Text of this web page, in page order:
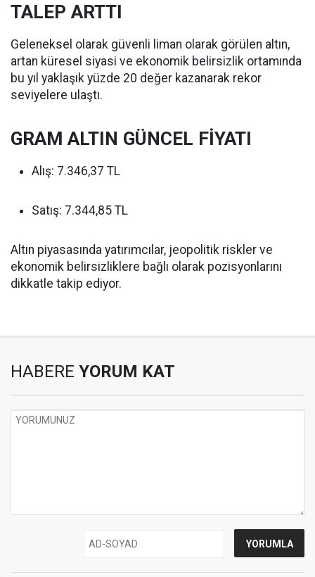
TALEP ARTTI
Geleneksel olarak güvenli liman olarak görülen altın,
artan küresel siyasi ve ekonomik belirsizlik ortamında
bu yıl yaklaşık yüzde 20 değer kazanarak rekor
seviyelere ulaştı.
GRAM ALTIN GÜNCEL FİYATI
Alış: 7.346,37 TL
Satış: 7.344,85 TL
Altın piyasasında yatırımcılar, jeopolitik riskler ve
ekonomik belirsizliklere bağlı olarak pozisyonlarını
dikkatle takip ediyor.
HABERE YORUM KAT